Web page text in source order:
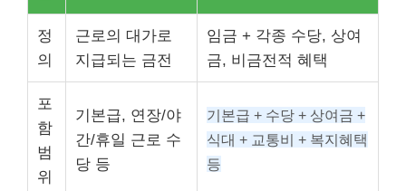
정
의
근로의 대가로
지급되는 금전
임금 + 각종 수당, 상여
금, 비금전적 혜택
포
함
범
위
기본급, 연장/야
간/휴일 근로 수
당 등
기본급 + 수당 + 상여금 +
식대 + 교통비 + 복지혜택
등